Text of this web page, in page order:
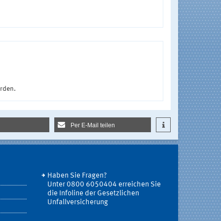
Per E-Mail teilen
Haben Sie Fragen?
Unter 0800 6050404 erreichen Sie
die Infoline der Gesetzlichen
Unfallversicherung